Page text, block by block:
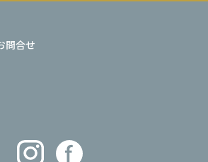
問合せ